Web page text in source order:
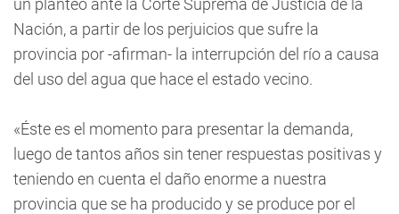
un planteo ante la Corte Suprema de Justicia de la
Nación, a partir de los perjuicios que sufre la
provincia por -afirman- la interrupción del río a causa
del uso del agua que hace el estado vecino.
«Éste es el momento para presentar la demanda,
luego de tantos años sin tener respuestas positivas y
teniendo en cuenta el daño enorme a nuestra
provincia que se ha producido y se produce por el